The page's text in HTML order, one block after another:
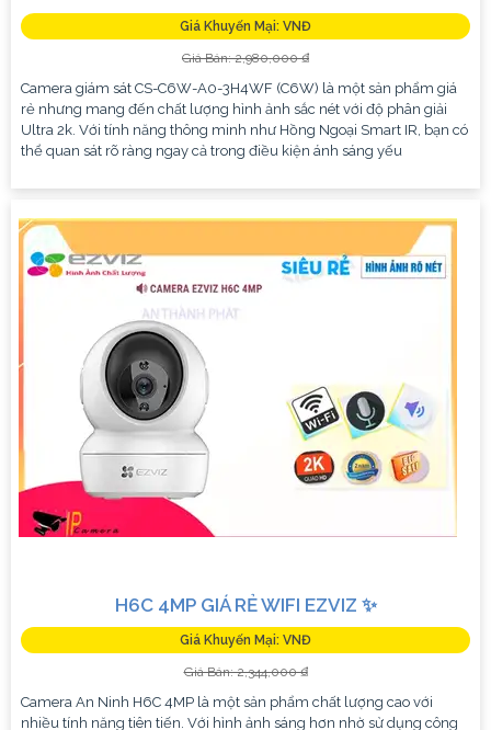
Giá Khuyến Mại: VNĐ
Giá Bán: 2,980,000 ₫
Camera giám sát CS-C6W-A0-3H4WF (C6W) là một sản phẩm giá
rẻ nhưng mang đến chất lượng hình ảnh sắc nét với độ phân giải
Ultra 2k. Với tính năng thông minh như Hồng Ngoại Smart IR, bạn có
thể quan sát rõ ràng ngay cả trong điều kiện ánh sáng yếu
H6C 4MP GIÁ RẺ WIFI EZVIZ ✨
Giá Khuyến Mại: VNĐ
Giá Bán: 2,344,000 ₫
Camera An Ninh H6C 4MP là một sản phẩm chất lượng cao với
nhiều tính năng tiên tiến. Với hình ảnh sáng hơn nhờ sử dụng công